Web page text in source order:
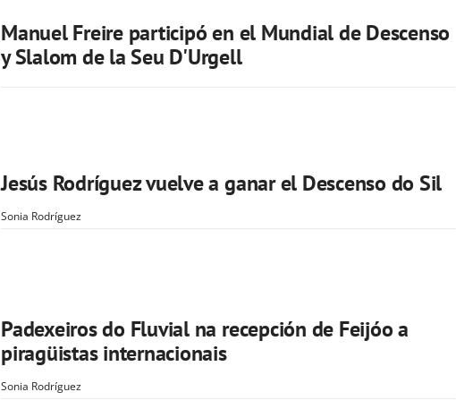
Manuel Freire participó en el Mundial de Descenso
y Slalom de la Seu D'Urgell
Jesús Rodríguez vuelve a ganar el Descenso do Sil
Sonia Rodríguez
Padexeiros do Fluvial na recepción de Feijóo a
piragüistas internacionais
Sonia Rodríguez